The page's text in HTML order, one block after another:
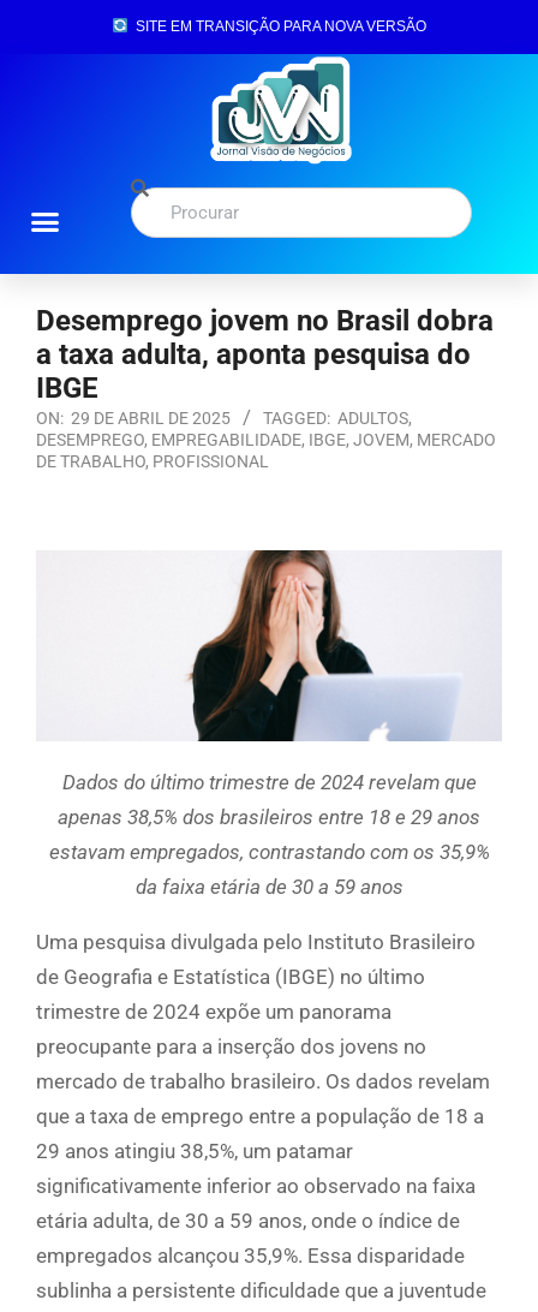
SITE EM TRANSIÇÃO PARA NOVA VERSÃO
Desemprego jovem no Brasil dobra
a taxa adulta, aponta pesquisa do
IBGE
ON: 29 DE ABRIL DE 2025 TAGGED: ADULTOS,
DESEMPREGO, EMPREGABILIDADE, IBGE, JOVEM, MERCADO
DE TRABALHO, PROFISSIONAL
Dados do último trimestre de 2024 revelam que
apenas 38,5% dos brasileiros entre 18 e 29 anos
estavam empregados, contrastando com os 35,9%
da faixa etária de 30 a 59 anos
Uma pesquisa divulgada pelo Instituto Brasileiro
de Geografia e Estatística (IBGE) no último
trimestre de 2024 expõe um panorama
preocupante para a inserção dos jovens no
mercado de trabalho brasileiro. Os dados revelam
que a taxa de emprego entre a população de 18 a
29 anos atingiu 38,5%, um patamar
significativamente inferior ao observado na faixa
etária adulta, de 30 a 59 anos, onde o índice de
empregados alcançou 35,9%. Essa disparidade
sublinha a persistente dificuldade que a juventude